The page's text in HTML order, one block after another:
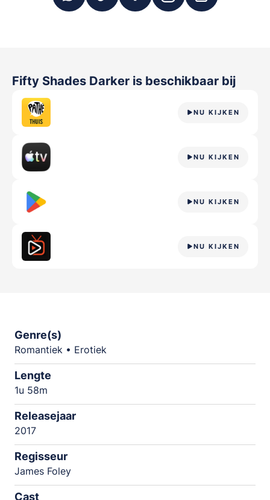
Fifty Shades Darker is beschikbaar bij
NU KIJKEN
NU KIJKEN
NU KIJKEN
NU KIJKEN
Genre(s)
Romantiek • Erotiek
Lengte
1u 58m
Releasejaar
2017
Regisseur
James Foley
Cast